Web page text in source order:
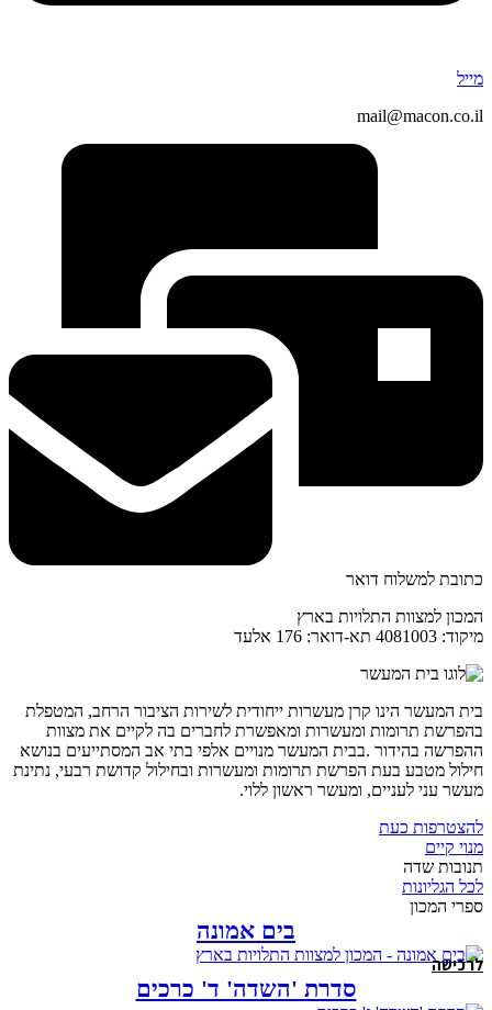
מייל
mail@macon.co.il
כתובת למשלוח דואר
המכון למצוות התלויות בארץ
מיקוד: 4081003 תא-דואר: 176 אלעד
בית המעשר הינו קרן מעשרות ייחודית לשירות הציבור הרחב, המטפלת
בהפרשת תרומות ומעשרות ומאפשרת לחברים בה לקיים את מצוות
ההפרשה בהידור .בבית המעשר מנויים אלפי בתי אב המסתייעים בנושא
חילול מטבע בעת הפרשת תרומות ומעשרות ובחילול קדושת רבעי, נתינת
מעשר עני לעניים, ומעשר ראשון ללוי.
להצטרפות כעת
מנוי קיים
תנובות שדה
לכל הגליונות
ספרי המכון
בים אמונה
לרכישה
סדרת 'השדה' ד' כרכים